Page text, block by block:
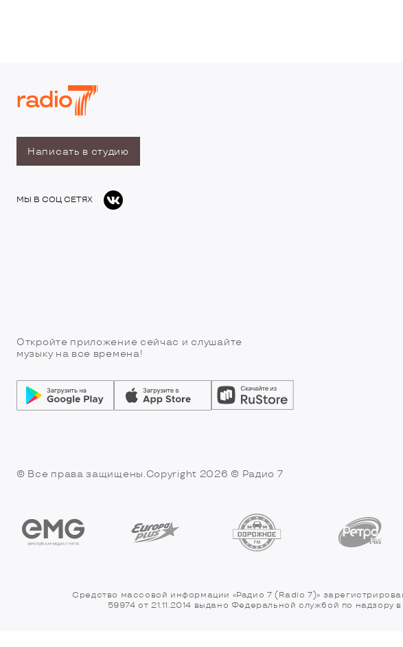
Написать в студию
МЫ В СОЦ СЕТЯХ
Откройте приложение сейчас и слушайте
музыку на все времена!
© Все права защищены.Copyright 2026 © Радио 7
Средство массовой информации «Радио 7 (Radio 7)»
59974 от 21.11.2014 выдано Федеральной службой по